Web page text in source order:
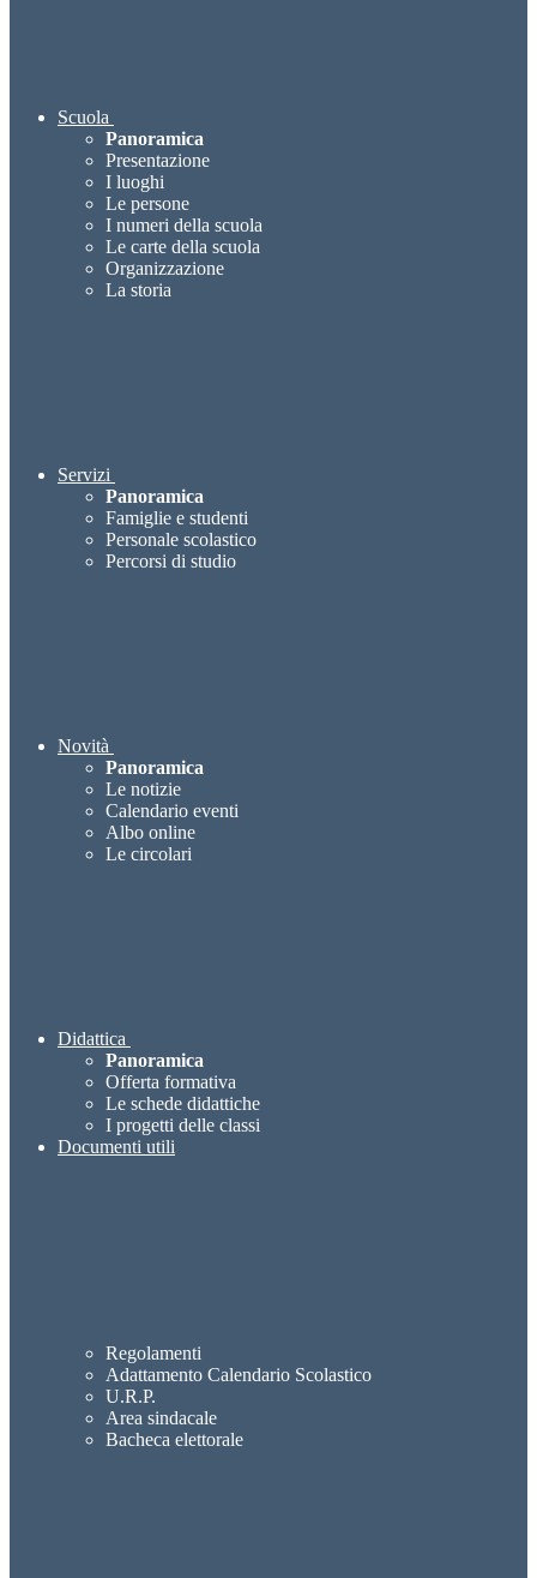
Scuola
Panoramica
Presentazione
I luoghi
Le persone
I numeri della scuola
Le carte della scuola
Organizzazione
La storia
Servizi
Panoramica
Famiglie e studenti
Personale scolastico
Percorsi di studio
Novità
Panoramica
Le notizie
Calendario eventi
Albo online
Le circolari
Didattica
Panoramica
Offerta formativa
Le schede didattiche
I progetti delle classi
Documenti utili
Regolamenti
Adattamento Calendario Scolastico
U.R.P.
Area sindacale
Bacheca elettorale